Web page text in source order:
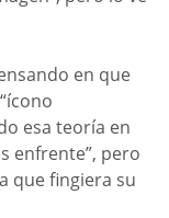
en que
esa teoría en
enfrente”, pero
que fingiera su